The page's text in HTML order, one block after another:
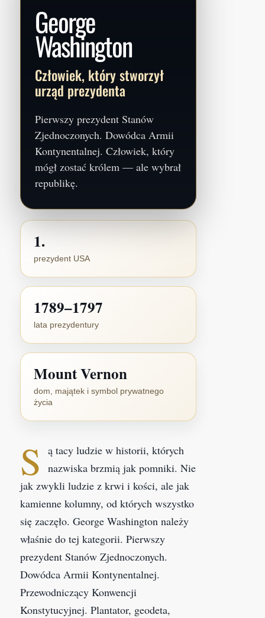
George
Washington
Człowiek, który stworzył
urząd prezydenta
Pierwszy prezydent Stanów
Zjednoczonych. Dowódca Armii
Kontynentalnej. Człowiek, który
mógł zostać królem — ale wybrał
republikę.
1.
prezydent USA
1789–1797
lata prezydentury
Mount Vernon
dom, majątek i symbol prywatnego
życia
S
ą tacy ludzie w historii, których
nazwiska brzmią jak pomniki. Nie
jak zwykli ludzie z krwi i kości, ale jak
kamienne kolumny, od których wszystko
się zaczęło. George Washington należy
właśnie do tej kategorii. Pierwszy
prezydent Stanów Zjednoczonych.
Dowódca Armii Kontynentalnej.
Przewodniczący Konwencji
Konstytucyjnej. Plantator, geodeta,